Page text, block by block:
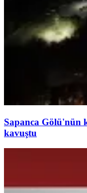
Sapanca Gölü'nün
kavuştu